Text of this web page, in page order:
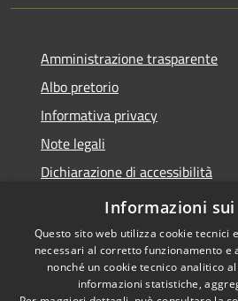
Amministrazione trasparente
Albo pretorio
Informativa privacy
Note legali
Dichiarazione di accessibilità
Obiettivi di accessibilità
Informazioni
Questo sito web utilizza cookie tecnici
necessari al corretto funzionamento e
nonché un cookie tecnico analitico
informazioni statistiche,